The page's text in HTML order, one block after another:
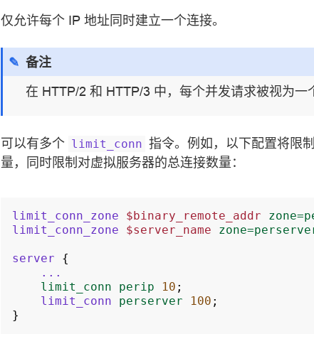
仅允许每个 IP 地址同时建立一个连接。
备注
在 HTTP/2 和 HTTP/3 中，每个并发请求被视为一
可以有多个 limit_conn 指令。例如，以下配置将限
量，同时限制对虚拟服务器的总连接数量：
limit_conn_zone $binary_remote_addr
limit_conn_zone
$server_name
server
{
...
limit_conn
perip 10 ;
limit_conn
perserver 100 ;
}